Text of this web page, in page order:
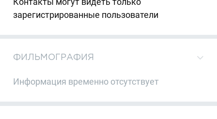
зарегистрированные пользователи
ФИЛЬМОГРАФИЯ
Информация временно отсутствует